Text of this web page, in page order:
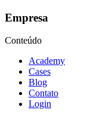
Empresa
Conteúdo
Academy
Cases
Blog
Contato
Login